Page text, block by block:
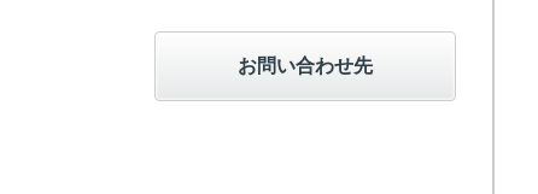
お問い合わせ先